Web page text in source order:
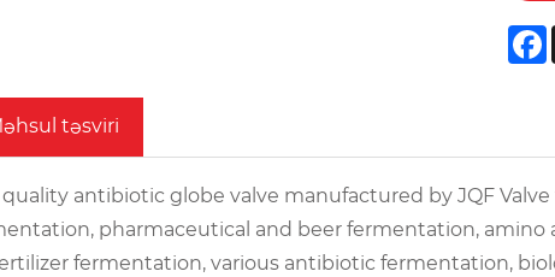
təsviri
antibiotic globe valve manufactured by JQF
pharmaceutical and beer fermentation,
fermentation, various antibiotic fermentation,